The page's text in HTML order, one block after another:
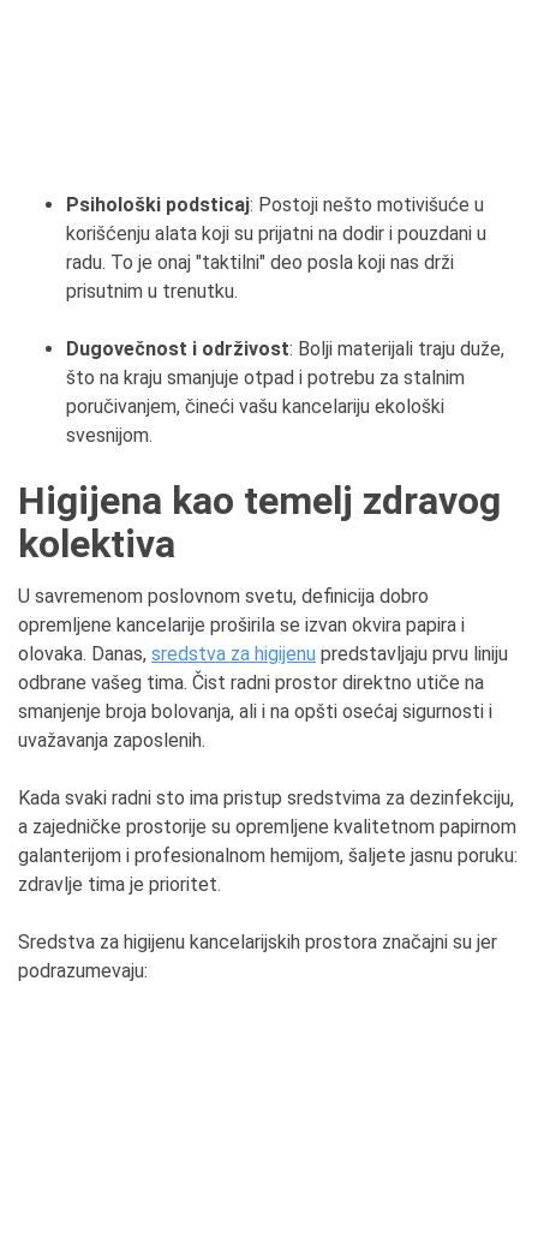
Psihološki podsticaj: Postoji nešto motivišuće u
korišćenju alata koji su prijatni na dodir i pouzdani u
radu. To je onaj "taktilni" deo posla koji nas drži
prisutnim u trenutku.
Dugovečnost i održivost: Bolji materijali traju duže,
što na kraju smanjuje otpad i potrebu za stalnim
poručivanjem, čineći vašu kancelariju ekološki
svesnijom.
Higijena kao temelj zdravog
kolektiva
U savremenom poslovnom svetu, definicija dobro
opremljene kancelarije proširila se izvan okvira papira i
olovaka. Danas, sredstva za higijenu predstavljaju prvu liniju
odbrane vašeg tima. Čist radni prostor direktno utiče na
smanjenje broja bolovanja, ali i na opšti osećaj sigurnosti i
uvažavanja zaposlenih.
Kada svaki radni sto ima pristup sredstvima za dezinfekciju,
a zajedničke prostorije su opremljene kvalitetnom papirnom
galanterijom i profesionalnom hemijom, šaljete jasnu poruku:
zdravlje tima je prioritet.
Sredstva za higijenu kancelarijskih prostora značajni su jer
podrazumevaju: